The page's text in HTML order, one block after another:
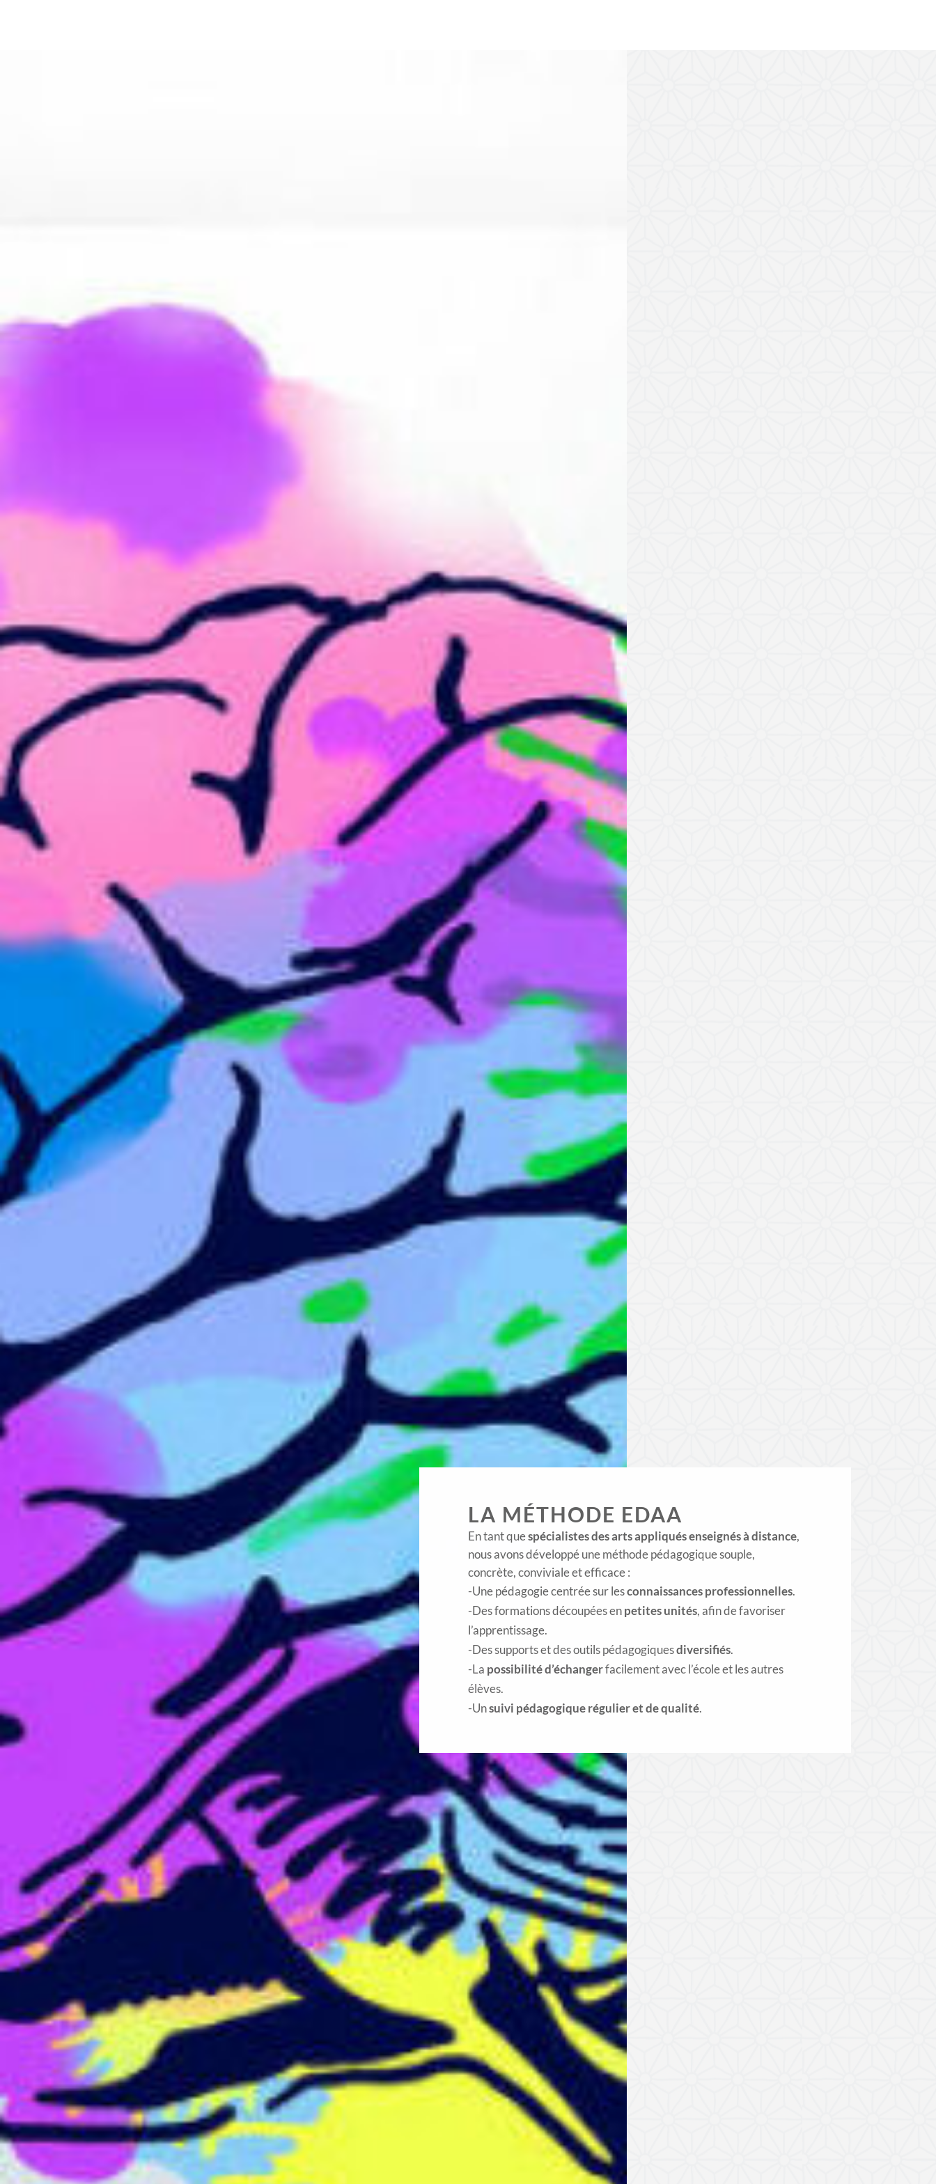
LA MÉTHODE EDAA
​En tant quespécialistes des arts appliqués enseignés à distance,
nous avons développé une méthode pédagogique souple,
concrète, conviviale et efficace :
Une pédagogie centrée sur lesconnaissances professionnelles.
Des formations découpées en petites unités, afin de favoriser
l’apprentissage.
Des supports et des outils pédagogiquesdiversifiés.
La possibilité d’échangerfacilement avec l’école et les autres
élèves.
Unsuivi pédagogique régulier et de qualité.